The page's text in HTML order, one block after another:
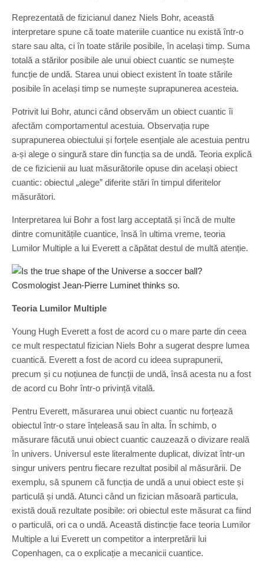
Reprezentată de fizicianul danez Niels Bohr, această
interpretare spune că toate materiile cuantice nu există într-o
stare sau alta, ci în toate stările posibile, în același timp. Suma
totală a stărilor posibile ale unui obiect cuantic se numește
funcție de undă. Starea unui obiect existent în toate stările
posibile în același timp se numește suprapunerea acesteia.
Potrivit lui Bohr, atunci când observăm un obiect cuantic îi
afectăm comportamentul acestuia. Observația rupe
suprapunerea obiectului și forțele esențiale ale acestuia pentru
a-și alege o singură stare din funcția sa de undă. Teoria explică
de ce fizicienii au luat măsurătorile opuse din același obiect
cuantic: obiectul „alege” diferite stări în timpul diferitelor
măsurători.
Interpretarea lui Bohr a fost larg acceptată și încă de multe
dintre comunitățile cuantice, însă în ultima vreme, teoria
Lumilor Multiple a lui Everett a căpătat destul de multă atenție.
Teoria Lumilor Multiple
Young Hugh Everett a fost de acord cu o mare parte din ceea
ce mult respectatul fizician Niels Bohr a sugerat despre lumea
cuantică. Everett a fost de acord cu ideea suprapunerii,
precum și cu noțiunea de funcții de undă, însă acesta nu a fost
de acord cu Bohr într-o privință vitală.
Pentru Everett, măsurarea unui obiect cuantic nu forțează
obiectul într-o stare înțeleasă sau în alta. În schimb, o
măsurare făcută unui obiect cuantic cauzează o divizare reală
în univers. Universul este literalmente duplicat, divizat într-un
singur univers pentru fiecare rezultat posibil al măsurării. De
exemplu, să spunem că funcția de undă a unui obiect este și
particulă și undă. Atunci când un fizician măsoară particula,
există două rezultate posibile: ori obiectul este măsurat ca fiind
o particulă, ori ca o undă. Această distincție face teoria Lumilor
Multiple a lui Everett un competitor a interpretării lui
Copenhagen, ca o explicație a mecanicii cuantice.